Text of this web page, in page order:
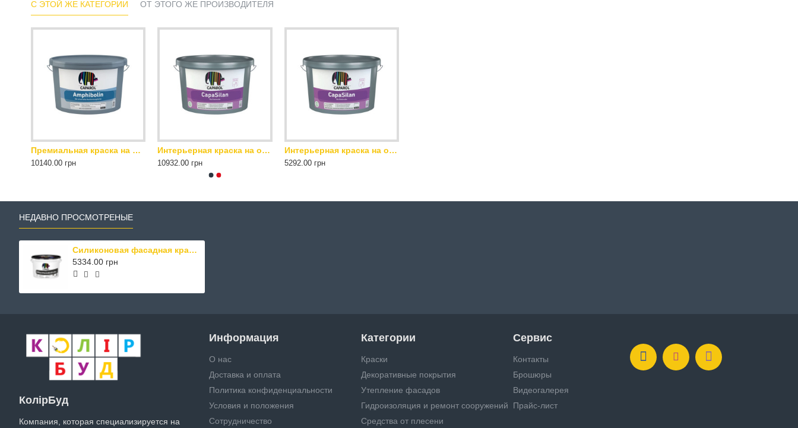
С ЭТОЙ ЖЕ КАТЕГОРИИ ОТ ЭТОГО ЖЕ ПРОИЗВОДИТЕЛЯ
Премиальная краска на основе чистого акрилата универсального применения Caparol Amphibolin В3 9.4 л
10140.00 грн
Интерьерная краска на основе силиконовых смол с длительным открытым временем работы и высокой укрывистостью Caparol CapaSilan В1 12.5 л
10932.00 грн
Интерьерная краска на основе силиконовых смол с длительным открытым временем работы и высокой укрывистостью Caparol CapaSilan В1 5 л
5292.00 грн
НЕДАВНО ПРОСМОТРЕНЫЕ
Силиконовая фасадная краска экстра-класса Capatect Standard Silikon Fassadenfarbe В3 9.4 л
5334.00 грн
КолірБуд
Компания, которая специализируется на
Информация
О нас
Доставка и оплата
Политика конфиденциальности
Условия и положения
Сотрудничество
Категории
Краски
Декоративные покрытия
Утепление фасадов
Гидроизоляция и ремонт сооружений
Средства от плесени
Сервис
Контакты
Брошюры
Видеогалерея
Прайс-лист